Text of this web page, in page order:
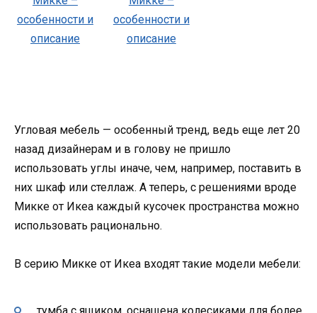
Угловая мебель — особенный тренд, ведь еще лет 20
назад дизайнерам и в голову не пришло
использовать углы иначе, чем, например, поставить в
них шкаф или стеллаж. А теперь, с решениями вроде
Микке от Икеа каждый кусочек пространства можно
использовать рационально.
В серию Микке от Икеа входят такие модели мебели:
тумба с ящиком, оснащена колесиками для более